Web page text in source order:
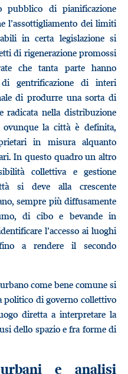
di pianificazione
l’assottigliamento dei limiti
in certa legislazione si
di rigenerazione promossi
che tanta parte hanno
di gentrificazione di interi
di produrre una sorta di
radicata nella distribuzione
la città è definita,
in misura alquanto
In questo quadro un altro
collettiva e gestione
si deve alla crescente
sempre più diffusamente
di cibo e bevande in
l’accesso ai luoghi
a rendere il secondo
come bene comune si
politico di governo collettivo
diretta a interpretare la
dello spazio e fra forme di
e analisi